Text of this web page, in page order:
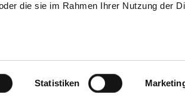
die sie im Rahmen Ihrer Nutzung der
Statistiken
AUSSENSTELLE